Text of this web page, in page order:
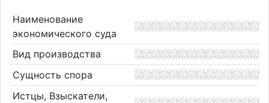
Наименование
экономического суда
Вид производства
Сущность спора
Истцы, Взыскатели,